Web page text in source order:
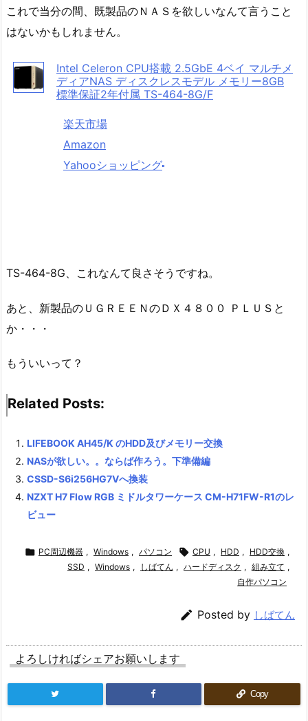
これで当分の間、既製品のＮＡＳを欲しいなんて言うこと
はないかもしれません。
Intel Celeron CPU搭載 2.5GbE 4ベイ マルチメ
ディアNAS ディスクレスモデル メモリー8GB
標準保証2年付属 TS-464-8G/F
楽天市場
Amazon
Yahooショッピング
TS-464-8G、これなんて良さそうですね。
あと、新製品のＵＧＲＥＥＮのＤＸ４８００ ＰＬＵＳと
か・・・
もういいって？
Related Posts:
LIFEBOOK AH45/K のHDD及びメモリー交換
NASが欲しい。。ならば作ろう。下準備編
CSSD-S6i256HG7Vへ換装
NZXT H7 Flow RGB ミドルタワーケース CM-H71FW-R1のレ
ビュー
 PC周辺機器 , Windows , パソコン  CPU , HDD , HDD交換 ,
SSD , Windows , しばてん , ハードディスク , 組み立て ,
自作パソコン
 Posted by しばてん
よろしければシェアお願いします
Copy